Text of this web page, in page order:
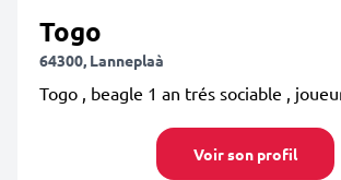
Togo
64300, Lanneplaà
Togo , beagle 1 an trés sociable ,
Voir son profil